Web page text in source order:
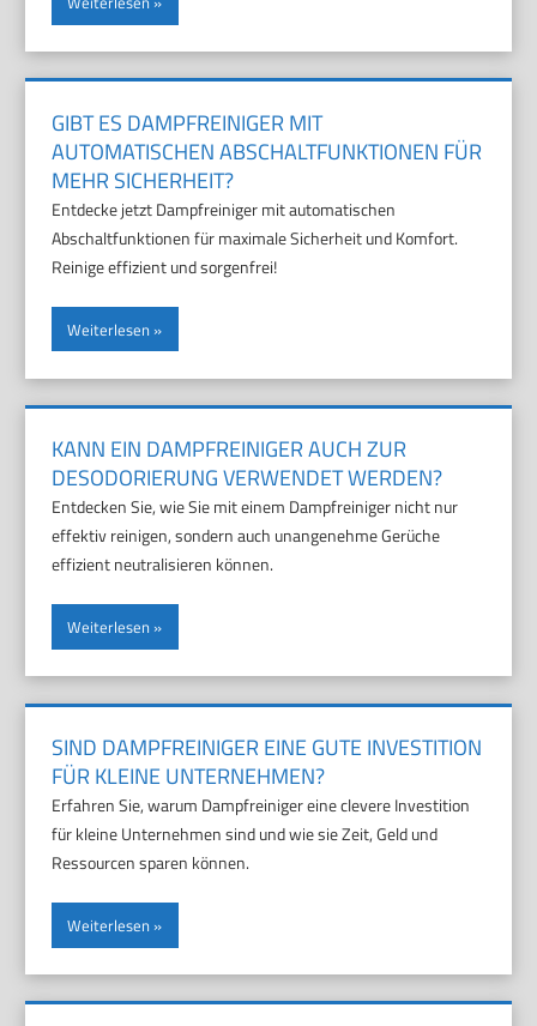
GIBT ES DAMPFREINIGER MIT
AUTOMATISCHEN ABSCHALTFUNKTIONEN FÜR
MEHR SICHERHEIT?
Entdecke jetzt Dampfreiniger mit automatischen
Abschaltfunktionen für maximale Sicherheit und Komfort.
Reinige effizient und sorgenfrei!
Weiterlesen
KANN EIN DAMPFREINIGER AUCH ZUR
DESODORIERUNG VERWENDET WERDEN?
Entdecken Sie, wie Sie mit einem Dampfreiniger nicht nur
effektiv reinigen, sondern auch unangenehme Gerüche
effizient neutralisieren können.
Weiterlesen
SIND DAMPFREINIGER EINE GUTE INVESTITION
FÜR KLEINE UNTERNEHMEN?
Erfahren Sie, warum Dampfreiniger eine clevere Investition
für kleine Unternehmen sind und wie sie Zeit, Geld und
Ressourcen sparen können.
Weiterlesen